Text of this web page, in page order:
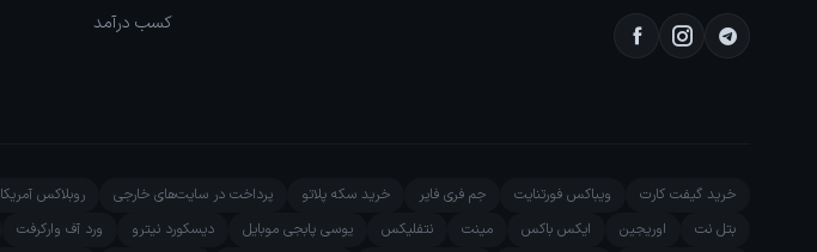
کسب درآمد
خرید گیفت کارت ویباکس فورتنایت جم فری فایر خرید سکه پلاتو پرداخت در سایت‌های خارجی روبلاکس آمریکا
بتل نت
اوریجین ایکس باکس مینت نتفلیکس یوسی پابجی موبایل دیسکورد نیترو ورد آف وارکرفت